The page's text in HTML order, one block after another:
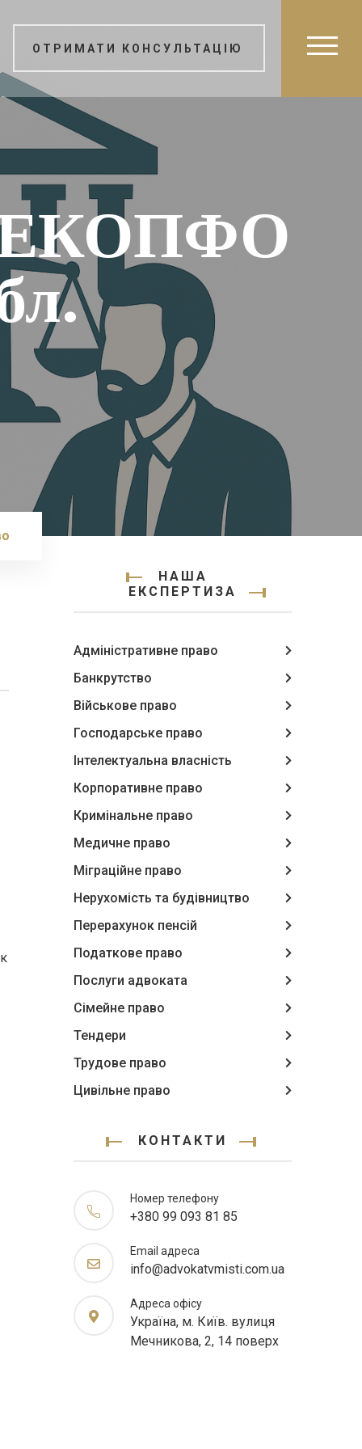
ОТРИМАТИ КОНСУЛЬТАЦІЮ
ЕКОПФО
НАША
ЕКСПЕРТИЗА
Адміністративне право
Банкрутство
Військове право
Господарське право
Інтелектуальна власність
Корпоративне право
Кримінальне право
Медичне право
Міграційне право
Нерухомість та будівництво
Перерахунок пенсій
Податкове право
Послуги адвоката
Сімейне право
Тендери
Трудове право
Цивільне право
КОНТАКТИ
Номер телефону
+380 99 093 81 85
Email адреса
info@advokatvmisti.com.ua
Адреса офісу
Україна, м. Київ. вулиця
Мечникова, 2, 14 поверх